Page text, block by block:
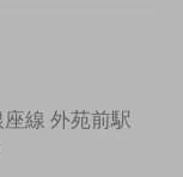
線 外苑前駅